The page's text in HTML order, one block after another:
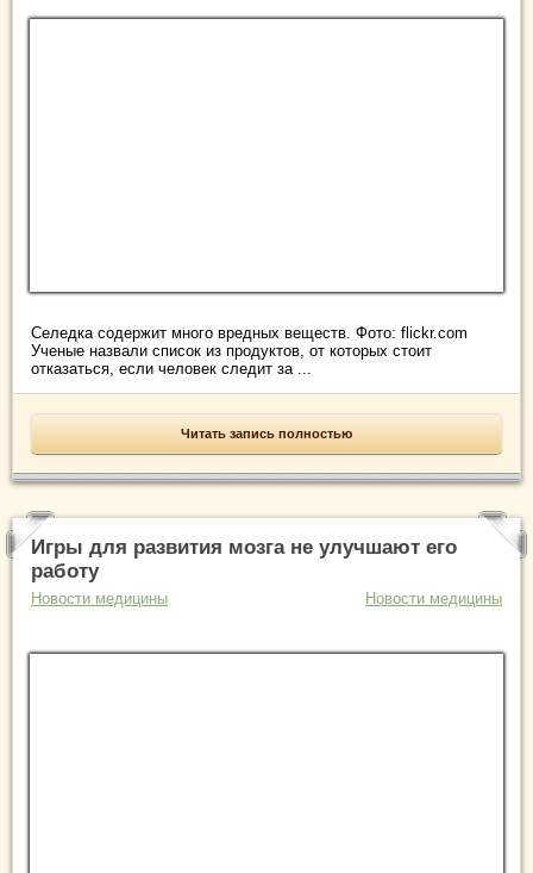
Селедка содержит много вредных веществ. Фото: flickr.com
Ученые назвали список из продуктов, от которых стоит
отказаться, если человек следит за ...
Читать запись полностью
Игры для развития мозга не улучшают его
работу
Новости медицины Новости медицины